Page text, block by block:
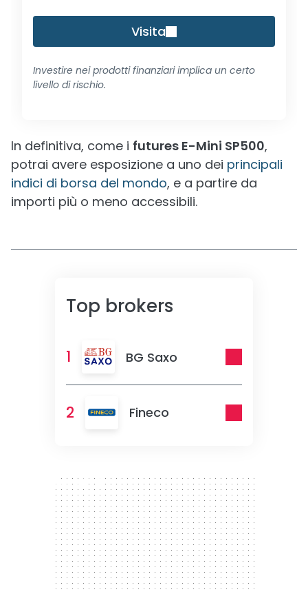
Visita
Investire nei prodotti finanziari implica un certo
livello di rischio.
In definitiva, come i futures E-Mini SP500,
potrai avere esposizione a uno dei principali
indici di borsa del mondo, e a partire da
importi più o meno accessibili.
Top brokers
1 BG Saxo
2 Fineco
300 x 250